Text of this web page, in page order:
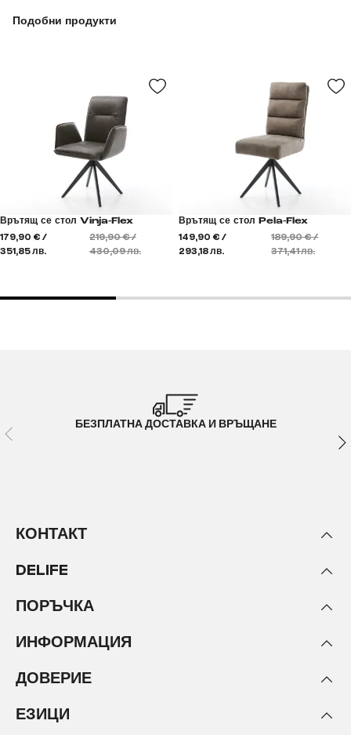
Подобни продукти
Врътящ се стол Vinja-Flex
179,90 € /
351,85 лв.
219,90 € /
430,09 лв.
Врътящ се стол Pela-Flex
149,90 € /
293,18 лв.
189,90 € /
371,41 лв.
БЕЗПЛАТНА ДОСТАВКА И ВРЪЩАНЕ
КОНТАКТ
DELIFE
ПОРЪЧКА
ИНФОРМАЦИЯ
ДОВЕРИЕ
ЕЗИЦИ